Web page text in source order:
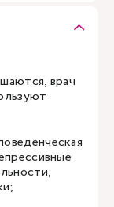
врач